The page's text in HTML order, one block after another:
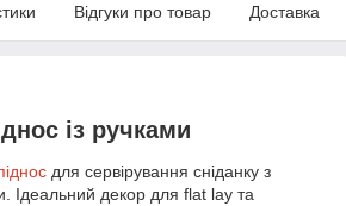
Відгуки про товар Доставка
із ручками
для сервірування сніданку з
Ідеальний декор для flat lay та